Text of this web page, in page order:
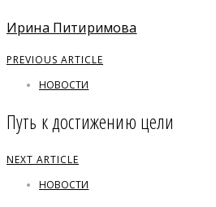
Ирина Питиримова
PREVIOUS ARTICLE
НОВОСТИ
Путь к достижению цели
NEXT ARTICLE
НОВОСТИ